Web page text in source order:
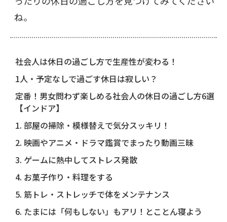
ね。
社会人は休日の過ごし方で生産性が変わる！
1人・予定なしで過ごす休日は寂しい？
定番！男女問わず楽しめる社会人の休日の過ごし方6選
【インドア】
1. 部屋の掃除・模様替えで気分スッキリ！
2. 映画やアニメ・ドラマ鑑賞でまったり動画三昧
3. ゲームに熱中してストレス発散
4. お菓子作り・料理をする
5. 筋トレ・ストレッチで体をメンテナンス
6. たまには「何もしない」もアリ！とことん寝よう